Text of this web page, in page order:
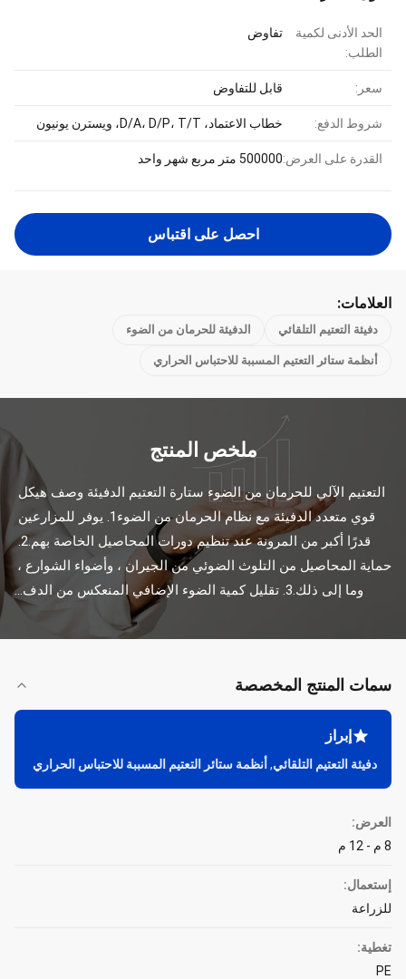
الحد الأدنى لكمية
الطلب:
تفاوض
سعر: قابل للتفاوض
شروط الدفع: خطاب الاعتماد، D/A، D/P، T/T، ويسترن يونيون
القدرة على العرض:500000 متر مربع شهر واحد
احصل على اقتباس
العلامات:
دفيئة التعتيم التلقائي الدفيئة للحرمان من الضوء
أنظمة ستائر التعتيم المسببة للاحتباس الحراري
ملخص المنتج
قدرًا أكبر من المرونة عند تنظيم دورات المحاصيل الخاصة بهم.2.
وما إلى ذلك.3. تقليل كمية الضوء الإضافي المنعكس من الدف...
سمات المنتج المخصصة
إبراز
دفيئة التعتيم التلقائي, أنظمة ستائر التعتيم المسببة للاحتباس الحراري
العرض:
8 م - 12 م
إستعمال:
للزراعة
تغطية:
PE